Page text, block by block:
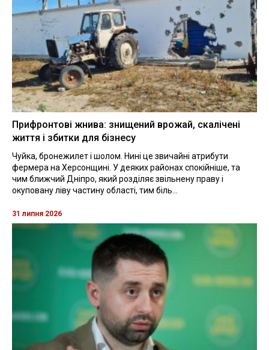
Прифронтові жнива: знищений врожай, скалічені
життя і збитки для бізнесу
Чуйка, бронежилет і шолом. Нині це звичайні атрибути
фермера на Херсонщині. У деяких районах спокійніше, та
чим ближчий Дніпро, який розділяє звільнену праву і
окуповану ліву частину області, тим біль...
31 липня 2026